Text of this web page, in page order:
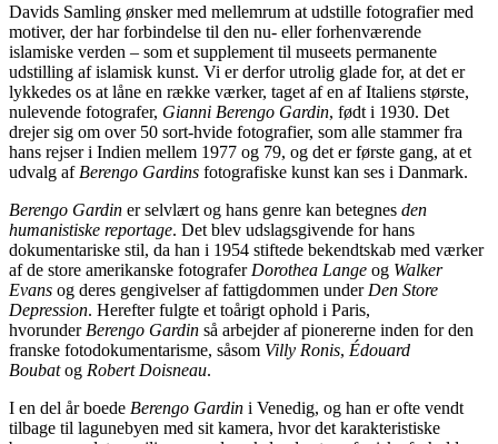
Davids Samling ønsker med mellemrum at udstille fotografier med
motiver, der har forbindelse til den nu- eller forhenværende
islamiske verden – som et supplement til museets permanente
udstilling af islamisk kunst. Vi er derfor utrolig glade for, at det er
lykkedes os at låne en række værker, taget af en af Italiens største,
nulevende fotografer, Gianni Berengo Gardin, født i 1930. Det
drejer sig om over 50 sort-hvide fotografier, som alle stammer fra
hans rejser i Indien mellem 1977 og 79, og det er første gang, at et
udvalg af Berengo Gardins fotografiske kunst kan ses i Danmark.
Berengo Gardin er selvlært og hans genre kan betegnes den
humanistiske reportage. Det blev udslagsgivende for hans
dokumentariske stil, da han i 1954 stiftede bekendtskab med værker
af de store amerikanske fotografer Dorothea Lange og Walker
Evans og deres gengivelser af fattigdommen under Den Store
Depression. Herefter fulgte et toårigt ophold i Paris,
hvorunder Berengo Gardin så arbejder af pionererne inden for den
franske fotodokumentarisme, såsom Villy Ronis, Édouard
Boubatog Robert Doisneau.
I en del år boede Berengo Gardin i Venedig, og han er ofte vendt
tilbage til lagunebyen med sit kamera, hvor det karakteristiske